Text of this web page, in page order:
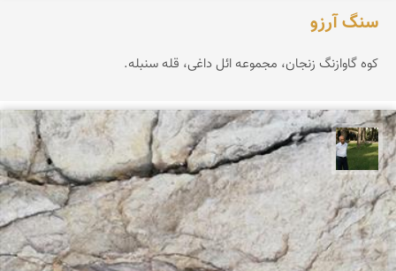
سنگ آرزو
کوه گاوازنگ زنجان، مجموعه ائل داغی، قله سنبله.
عبدل شعبانی